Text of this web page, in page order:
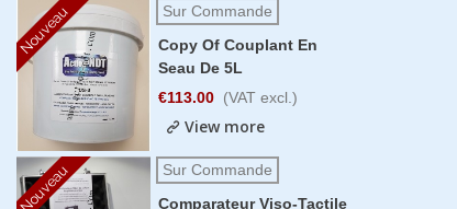
Nouveau
Sur Commande
Copy Of Couplant En
Seau De 5L
€113.00 (VAT excl.)
View more
Nouveau
Sur Commande
Comparateur Viso-Tactile